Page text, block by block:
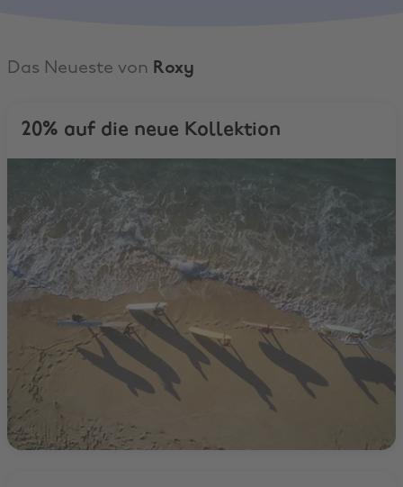
Das Neueste von Roxy
20% auf die neue Kollektion